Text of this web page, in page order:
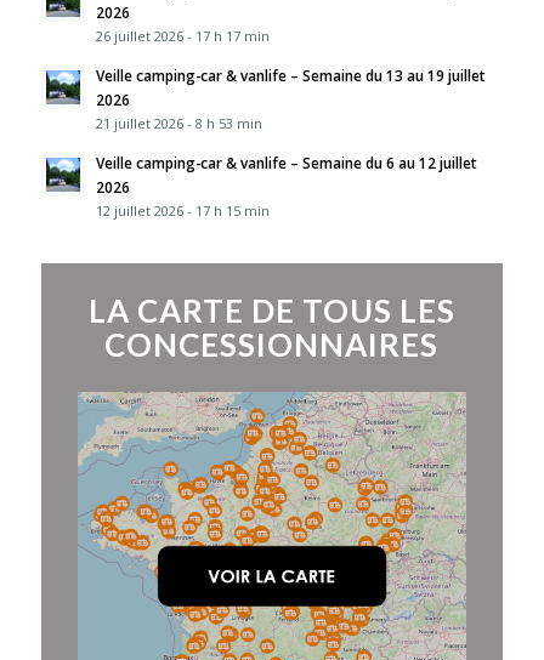
2026
26 juillet 2026 - 17 h 17 min
Veille camping-car & vanlife – Semaine du 13 au 19 juillet
2026
21 juillet 2026 - 8 h 53 min
Veille camping-car & vanlife – Semaine du 6 au 12 juillet
2026
12 juillet 2026 - 17 h 15 min
LA CARTE DE TOUS LES
CONCESSIONNAIRES